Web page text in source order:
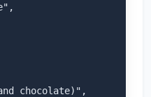
chocolate)",